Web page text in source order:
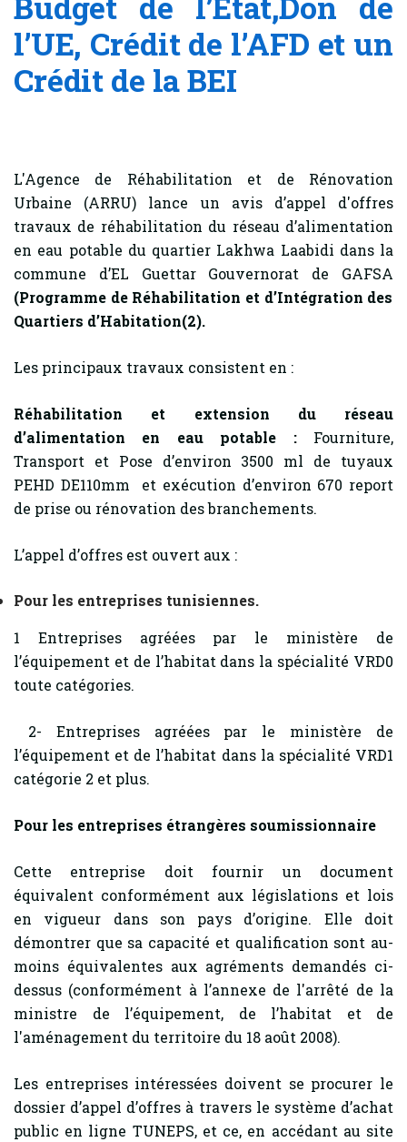
l’UE, Crédit de l’AFD et un
Crédit de la BEI
L'Agence de Réhabilitation et de Rénovation
Urbaine (ARRU) lance un avis d’appel d'offres
travaux de réhabilitation du réseau d’alimentation
en eau potable du quartier Lakhwa Laabidi dans la
commune d’EL Guettar Gouvernorat de GAFSA
(Programme de Réhabilitation et d’Intégration des
Quartiers d’Habitation(2).
Les principaux travaux consistent en :
Réhabilitation et extension du réseau
d’alimentation en eau potable : Fourniture,
Transport et Pose d’environ 3500 ml de tuyaux
PEHD DE110mm et exécution d’environ 670 report
de prise ou rénovation des branchements.
L’appel d’offres est ouvert aux :
Pour les entreprises tunisiennes.
1 Entreprises agréées par le ministère de
l’équipement et de l’habitat dans la spécialité VRD0
toute catégories.
2- Entreprises agréées par le ministère de
l’équipement et de l’habitat dans la spécialité VRD1
catégorie 2 et plus.
Pour les entreprises étrangères soumissionnaire
Cette entreprise doit fournir un document
équivalent conformément aux législations et lois
en vigueur dans son pays d’origine. Elle doit
démontrer que sa capacité et qualification sont au-
moins équivalentes aux agréments demandés ci-
dessus (conformément à l’annexe de l'arrêté de la
ministre de l’équipement, de l’habitat et de
l'aménagement du territoire du 18 août 2008).
Les entreprises intéressées doivent se procurer le
dossier d’appel d’offres à travers le système d’achat
public en ligne TUNEPS, et ce, en accédant au site